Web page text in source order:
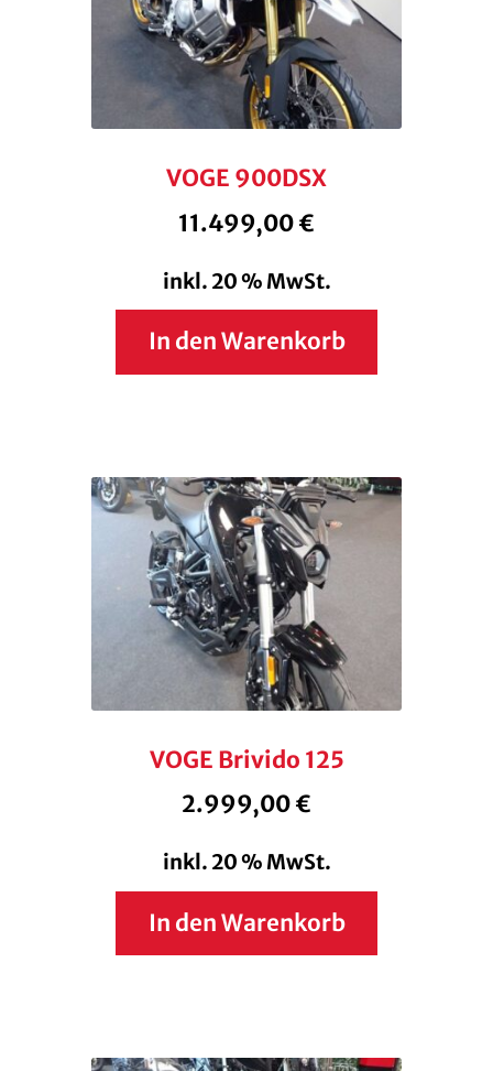
VOGE 900DSX
11.499,00€
inkl. 20 % MwSt.
In den Warenkorb
VOGE Brivido 125
2.999,00€
inkl. 20 % MwSt.
In den Warenkorb